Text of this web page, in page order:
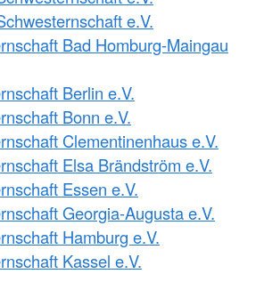
e.V.
Bad Homburg-Maingau
Berlin e.V.
Bonn e.V.
Clementinenhaus e.V.
Elsa Brändström e.V.
Essen e.V.
Georgia-Augusta e.V.
Hamburg e.V.
Kassel e.V.